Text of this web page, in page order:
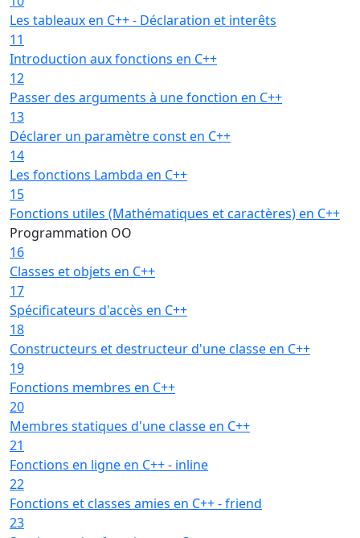
Les tableaux en C++ - Déclaration et interêts
11
Introduction aux fonctions en C++
12
Passer des arguments à une fonction en C++
13
Déclarer un paramètre const en C++
14
Les fonctions Lambda en C++
15
Fonctions utiles (Mathématiques et caractères) en C++
Programmation OO
16
Classes et objets en C++
17
Spécificateurs d'accès en C++
18
Constructeurs et destructeur d'une classe en C++
19
Fonctions membres en C++
20
Membres statiques d'une classe en C++
21
Fonctions en ligne en C++ - inline
22
Fonctions et classes amies en C++ - friend
23